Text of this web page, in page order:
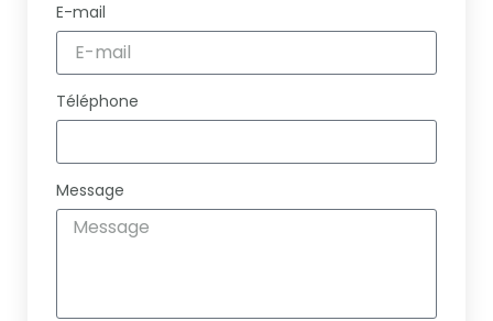
E-mail
Téléphone
Message